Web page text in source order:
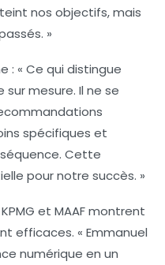
nos objectifs, mais
»
: « Ce qui distingue
sur mesure. Il ne se
spécifiques et
Cette
pour notre succès. »
et MAAF montrent
efficaces. « Emmanuel
numérique en un